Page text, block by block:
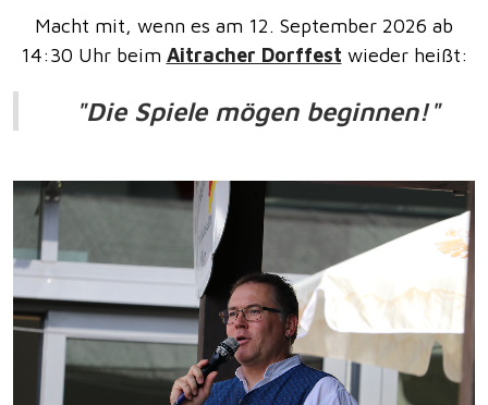
Macht mit, wenn es am 12. September 2026 ab
14:30 Uhr beim Aitracher Dorffest wieder heißt:
"Die Spiele mögen beginnen!"